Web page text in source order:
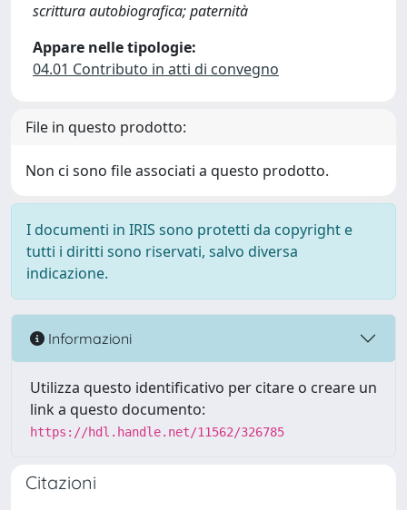
scrittura autobiografica; paternità
Appare nelle tipologie:
04.01 Contributo in atti di convegno
File in questo prodotto:
Non ci sono file associati a questo prodotto.
I documenti in IRIS sono protetti da copyright e
tutti i diritti sono riservati, salvo diversa
indicazione.
Informazioni
Utilizza questo identificativo per citare o creare un
link a questo documento:
https://hdl.handle.net/11562/326785
Citazioni